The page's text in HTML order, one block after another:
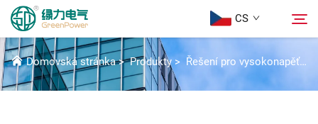
CS
Produkty
KROUŽKOVÁ HLAVNÍ JEDNOTKA
Domovská stránka>Produkty > Řešení pro vysokonapěťové spínací zařízení